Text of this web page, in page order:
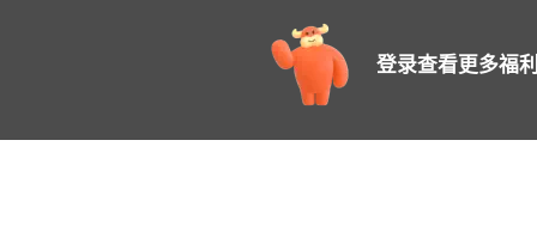
登录查看更多福